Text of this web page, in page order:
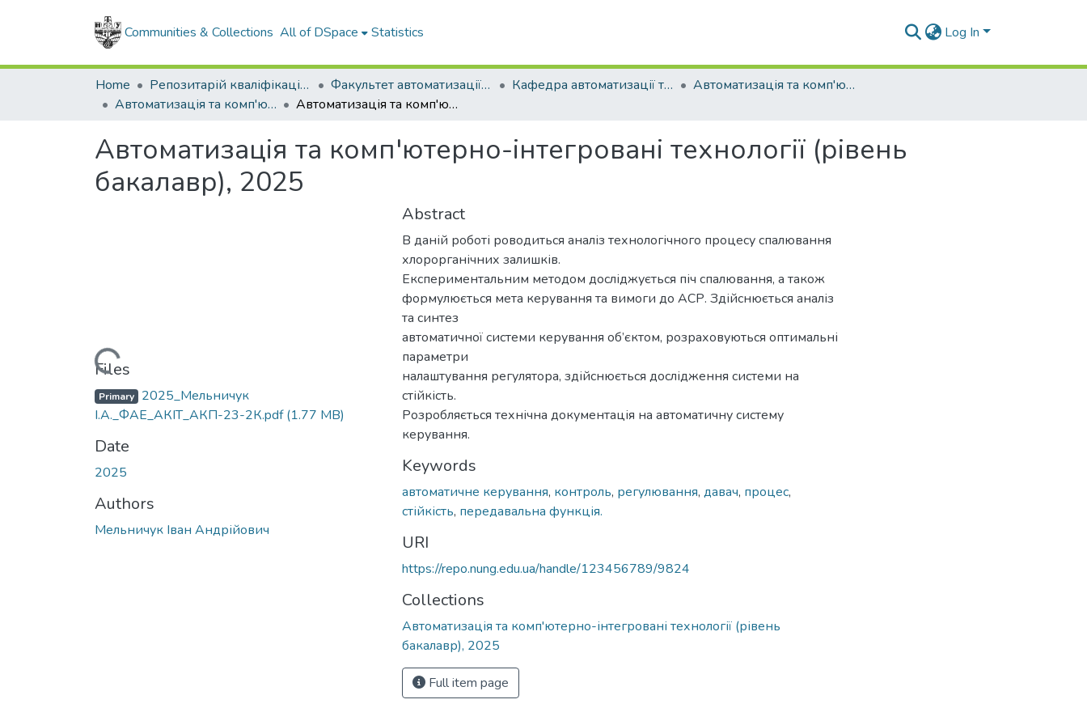
Communities & Collections All of DSpace Statistics Log In
Home Репозитарій кваліфікаційних робіт здобувачів вищої освіти Факультет автоматизації та енергетики Кафедра автоматизації та комп'ютерно-інтегрованих технологій
Автоматизація та комп'ютерно-інтегровані технології (рівень бакалавр)
Автоматизація та комп'ютерно-інтегровані технології (рівень бакалавр), 2025
Автоматизація та комп'ютерно-інтегровані технології (рівень бакалавр), 2025
Автоматизація та комп'ютерно-інтегровані технології (рівень
бакалавр), 2025
Loading...
Files
Primary 2025_Мельничук
І.А._ФАЕ_АКІТ_АКП-23-2К.pdf(1.77 MB)
Date
2025
Authors
Мельничук Іван Андрійович
Abstract
В даній роботі роводиться аналіз технологічного процесу спалювання
хлорорганічних залишків.
Експериментальним методом досліджується піч спалювання, а також
формулюється мета керування та вимоги до АСР. Здійснюється аналіз
та синтез
автоматичної системи керування об’єктом, розраховуються оптимальні
параметри
налаштування регулятора, здійснюється дослідження системи на
стійкість.
Розробляється технічна документація на автоматичну систему
керування.
Keywords
автоматичне керування, контроль, регулювання, давач, процес,
стійкість, передавальна функція.
URI
https://repo.nung.edu.ua/handle/123456789/9824
Collections
Автоматизація та комп'ютерно-інтегровані технології (рівень
бакалавр), 2025
Full item page